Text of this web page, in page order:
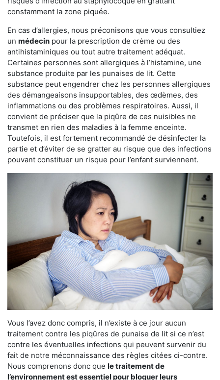
constamment la zone piquée.
En cas d’allergies, nous préconisons que vous consultiez
un médecin pour la prescription de crème ou des
antihistaminiques ou tout autre traitement adéquat.
Certaines personnes sont allergiques à l’histamine, une
substance produite par les punaises de lit. Cette
substance peut engendrer chez les personnes allergiques
des démangeaisons insupportables, des œdèmes, des
inflammations ou des problèmes respiratoires. Aussi, il
convient de préciser que la piqûre de ces nuisibles ne
transmet en rien des maladies à la femme enceinte.
Toutefois, il est fortement recommandé de désinfecter la
partie et d’éviter de se gratter au risque que des infections
pouvant constituer un risque pour l’enfant surviennent.
Vous l’avez donc compris, il n’existe à ce jour aucun
traitement contre les piqûres de punaise de lit si ce n’est
contre les éventuelles infections qui peuvent survenir du
fait de notre méconnaissance des règles citées ci-contre.
Nous comprenons donc que le traitement de
l’environnement est essentiel pour bloquer leurs